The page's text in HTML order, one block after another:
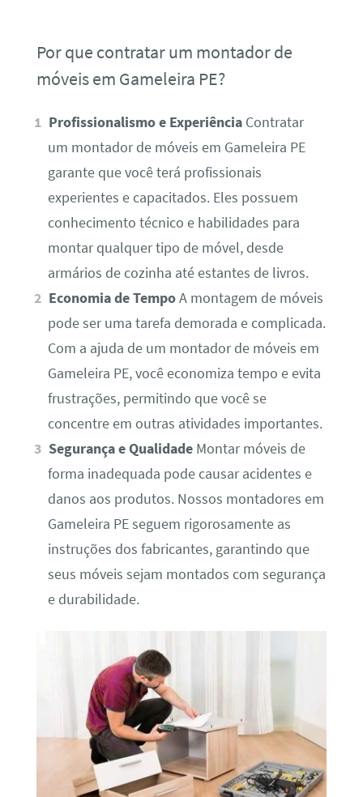
Por que contratar um montador de
móveis em Gameleira PE?
Profissionalismo e Experiência Contratar
um montador de móveis em Gameleira PE
garante que você terá profissionais
experientes e capacitados. Eles possuem
conhecimento técnico e habilidades para
montar qualquer tipo de móvel, desde
armários de cozinha até estantes de livros.
Economia de TempoA montagem de móveis
pode ser uma tarefa demorada e complicada.
Com a ajuda de um montador de móveis em
Gameleira PE, você economiza tempo e evita
frustrações, permitindo que você se
concentre em outras atividades importantes.
Segurança e Qualidade Montar móveis de
forma inadequada pode causar acidentes e
danos aos produtos. Nossos montadores em
Gameleira PE seguem rigorosamente as
instruções dos fabricantes, garantindo que
seus móveis sejam montados com segurança
e durabilidade.